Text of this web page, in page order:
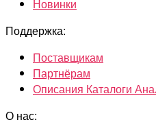
Новинки
Поддержка:
Поставщикам
Партнёрам
Описания Каталоги
О нас: